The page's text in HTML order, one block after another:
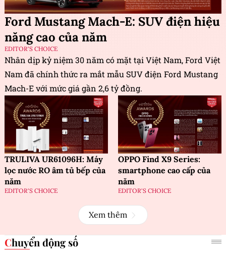
Ford Mustang Mach-E: SUV điện hiệu
năng cao của năm
EDITOR'S CHOICE
Nhân dịp kỷ niệm 30 năm có mặt tại Việt Nam, Ford Việt
Nam đã chính thức ra mắt mẫu SUV điện Ford Mustang
Mach-E với mức giá gần 2,6 tỷ đồng.
TRULIVA UR61096H: Máy
lọc nước RO âm tủ bếp của
năm
EDITOR'S CHOICE
OPPO Find X9 Series:
smartphone cao cấp của
năm
EDITOR'S CHOICE
Xem thêm
Chuyển động số